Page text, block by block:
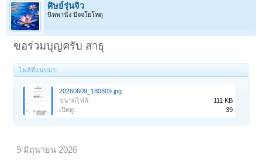
ศิษย์รุ่นจิ๋ว
นิพพานัง ปัจจโยโหตุ
ขอร่วมบุญครับ สาธุ
ไฟล์ที่แนบมา:
20260609_180809.jpg
ขนาดไฟล์:
111 KB
เปิดดู:
39
9 มิถุนายน 2026